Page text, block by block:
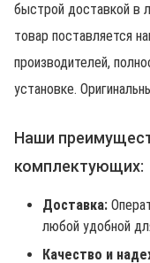
быстрой доставкой в
товар поставляется
производителей,
установке.
Наши
комплектующих:
Доставка:
любой удобной
Качество и